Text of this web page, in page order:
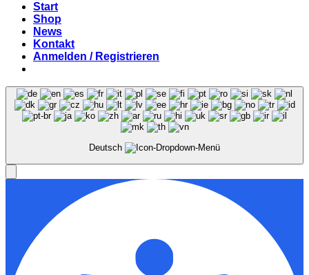
Start
Shop
News
Kontakt
Anmelden / Registrieren
Deutsch